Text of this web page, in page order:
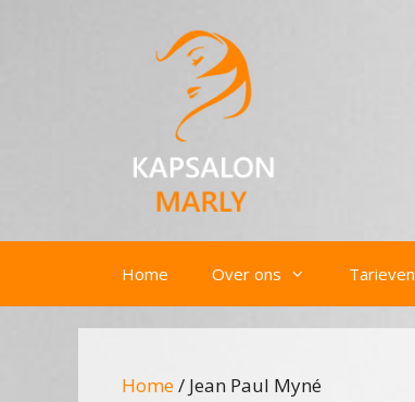
Home Over ons Tarieven
Home/ Jean Paul Myné